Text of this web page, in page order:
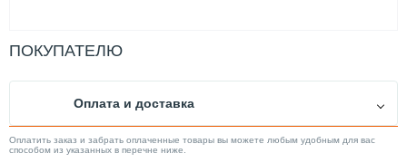
ПОКУПАТЕЛЮ
Оплата и доставка
Оплатить заказ и забрать оплаченные товары вы можете любым удобным для вас
способом из указанных в перечне ниже.